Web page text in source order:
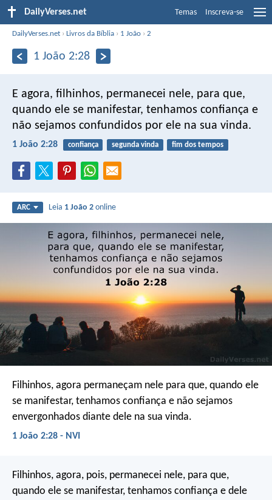
DailyVerses.net Temas Inscreva-se
DailyVerses.net ›Livros da Bíblia › 1 João ›2
1 João 2:28
E agora, filhinhos, permanecei nele, para que,
quando ele se manifestar, tenhamos confiança e
não sejamos confundidos por ele na sua vinda.
1 João 2:28 confiança segunda vinda fim dos tempos
ARC Leia 1 João 2 online
Filhinhos, agora permaneçam nele para que, quando ele
se manifestar, tenhamos confiança e não sejamos
envergonhados diante dele na sua vinda.
1 João 2:28 - NVI
Filhinhos, agora, pois, permanecei nele, para que,
quando ele se manifestar, tenhamos confiança e dele